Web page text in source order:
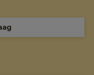
tot en met vrijdag
en
tot en met vrijdag